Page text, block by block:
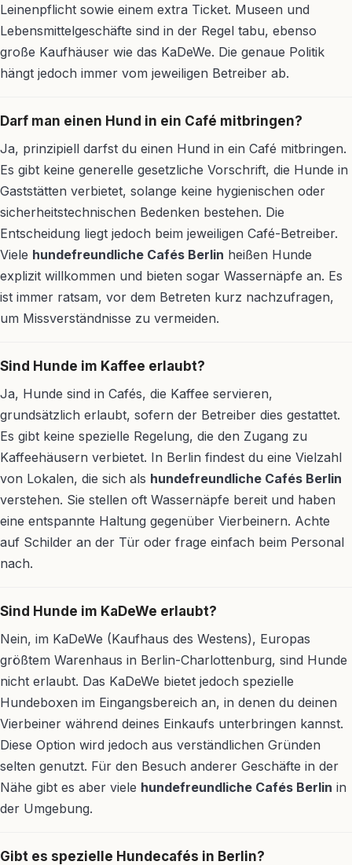
Leinenpflicht sowie einem extra Ticket. Museen und
Lebensmittelgeschäfte sind in der Regel tabu, ebenso
große Kaufhäuser wie das KaDeWe. Die genaue Politik
hängt jedoch immer vom jeweiligen Betreiber ab.
Darf man einen Hund in ein Café mitbringen?
Ja, prinzipiell darfst du einen Hund in ein Café mitbringen.
Es gibt keine generelle gesetzliche Vorschrift, die Hunde in
Gaststätten verbietet, solange keine hygienischen oder
sicherheitstechnischen Bedenken bestehen. Die
Entscheidung liegt jedoch beim jeweiligen Café-Betreiber.
Viele hundefreundliche Cafés Berlin heißen Hunde
explizit willkommen und bieten sogar Wassernäpfe an. Es
ist immer ratsam, vor dem Betreten kurz nachzufragen,
um Missverständnisse zu vermeiden.
Sind Hunde im Kaffee erlaubt?
Ja, Hunde sind in Cafés, die Kaffee servieren,
grundsätzlich erlaubt, sofern der Betreiber dies gestattet.
Es gibt keine spezielle Regelung, die den Zugang zu
Kaffeehäusern verbietet. In Berlin findest du eine Vielzahl
von Lokalen, die sich als hundefreundliche Cafés Berlin
verstehen. Sie stellen oft Wassernäpfe bereit und haben
eine entspannte Haltung gegenüber Vierbeinern. Achte
auf Schilder an der Tür oder frage einfach beim Personal
nach.
Sind Hunde im KaDeWe erlaubt?
Nein, im KaDeWe (Kaufhaus des Westens), Europas
größtem Warenhaus in Berlin-Charlottenburg, sind Hunde
nicht erlaubt. Das KaDeWe bietet jedoch spezielle
Hundeboxen im Eingangsbereich an, in denen du deinen
Vierbeiner während deines Einkaufs unterbringen kannst.
Diese Option wird jedoch aus verständlichen Gründen
selten genutzt. Für den Besuch anderer Geschäfte in der
Nähe gibt es aber viele hundefreundliche Cafés Berlin in
der Umgebung.
Gibt es spezielle Hundecafés in Berlin?